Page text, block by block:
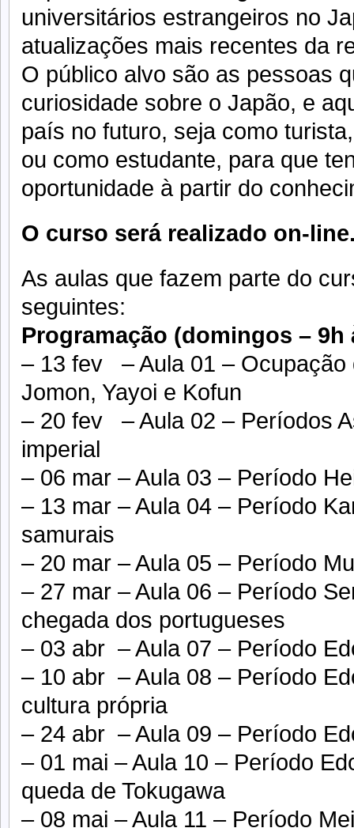
universitários estrangeiros no
atualizações mais recentes da
O público alvo são as pessoas
curiosidade sobre o Japão, e
país no futuro, seja como
ou como estudante, para que
oportunidade à partir do
O curso será realizado on-
As aulas que fazem parte do
seguintes:
Programação (domingos –
– 13 fev – Aula 01 – Ocupação
Jomon, Yayoi e Kofun
– 20 fev – Aula 02 – Períodos
imperial
– 06 mar – Aula 03 – Período
– 13 mar – Aula 04 – Período
samurais
– 20 mar – Aula 05 – Período
– 27 mar – Aula 06 – Período
chegada dos portugueses
– 03 abr – Aula 07 – Período
– 10 abr – Aula 08 – Período
cultura própria
– 24 abr – Aula 09 – Período
– 01 mai – Aula 10 – Período
queda de Tokugawa
– 08 mai – Aula 11 – Período